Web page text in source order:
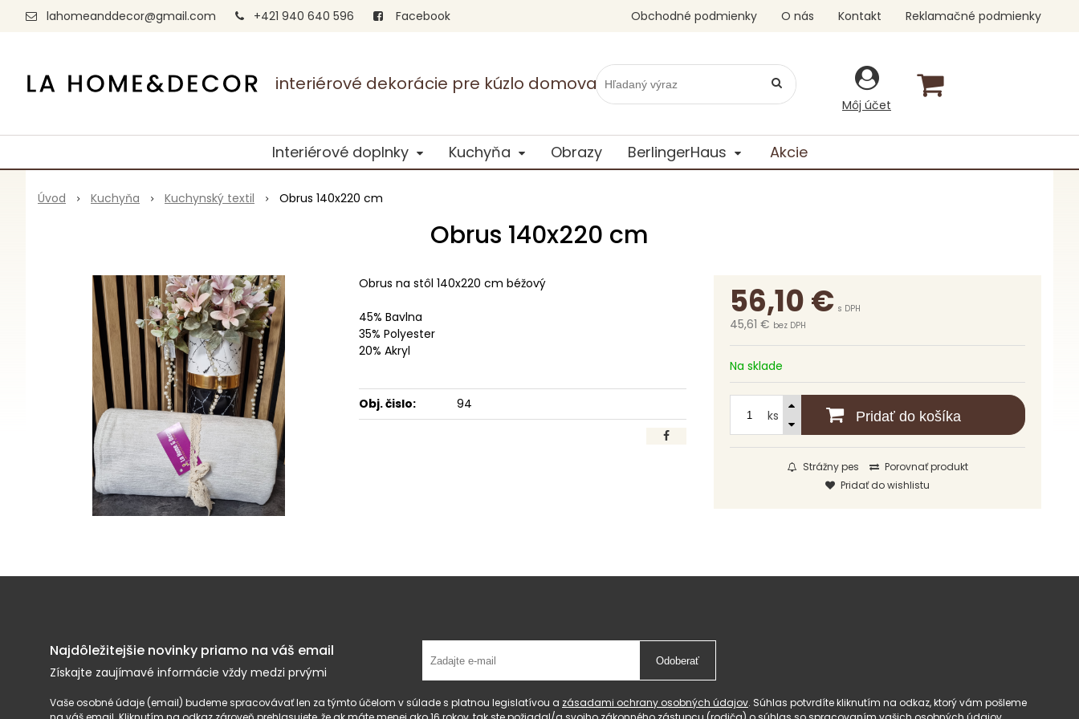
interiérové dekorácie pre kúzlo domova
lahomeanddecor@gmail.com +421 940 640 596 Facebook
Môj účet
Obchodné podmienky O nás Kontakt Reklamačné podmienky
Interiérové doplnky Kuchyňa Obrazy BerlingerHaus Akcie
Úvod Kuchyňa Kuchynský textil Obrus 140x220 cm
Obrus 140x220 cm
56,10€ s DPH
45,61 € bez DPH
Na sklade
ks Pridať do košíka
Strážny pes
Porovnať produkt
Pridať do wishlistu
Obrus na stôl 140x220 cm béžový
45% Bavlna
35% Polyester
20% Akryl
Obj. čislo: 94
Najdôležitejšie novinky priamo na váš email
Získajte zaujímavé informácie vždy medzi prvými
Odoberať
Vaše osobné údaje (email) budeme spracovávať len za týmto účelom v súlade s platnou legislatívou a zásadami ochrany osobných údajov. Súhlas potvrdíte kliknutím na odkaz, ktorý vám pošleme